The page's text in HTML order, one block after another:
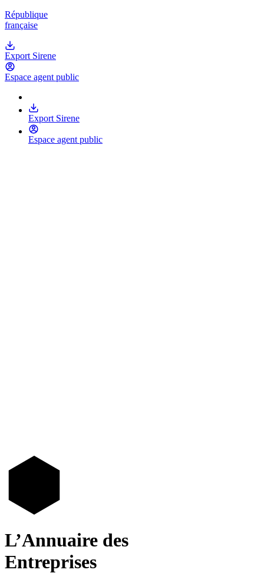
République
française
Export Sirene
Espace agent public
Export Sirene
Espace agent public
L’Annuaire des
Entreprises